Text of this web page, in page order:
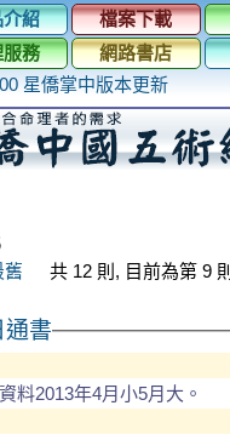
紹 檔案下載
務 網路書店
星僑掌中版本更新
舊 共 12 則, 目前為第 9 則
書
料2013年4月小5月大。